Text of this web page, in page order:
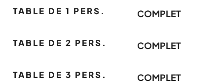
TABLE DE 1 PERS. COMPLET
TABLE DE 2 PERS. COMPLET
TABLE DE 3 PERS. COMPLET